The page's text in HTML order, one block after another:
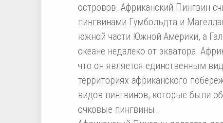
островов. Африканский Пингвин
пингвинами Гумбольдта и
южной части Южной Америки, а
океане недалеко от экватора.
что он является единственным
территориях африканского
видов пингвинов, которые были
очковые пингвины.